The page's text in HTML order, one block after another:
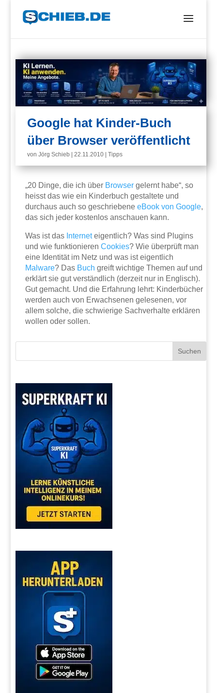
Google hat Kinder-Buch
über Browser veröffentlicht
vonJörg Schieb |22.11.2010 |Tipps
„20 Dinge, die ich über Browser gelernt habe“, so
heisst das wie ein Kinderbuch gestaltete und
durchaus auch so geschriebeneeBook von Google,
das sich jeder kostenlos anschauen kann.
Was ist das Interneteigentlich? Was sind Plugins
und wie funktionierenCookies? Wie überprüft man
eine Identität im Netz und was ist eigentlich
Malware? Das Buch greift wichtige Themen auf und
erklärt sie gut verständlich (derzeit nur in Englisch).
Gut gemacht. Und die Erfahrung lehrt: Kinderbücher
werden auch von Erwachsenen gelesenen, vor
allem solche, die schwierige Sachverhalte erklären
wollen oder sollen.